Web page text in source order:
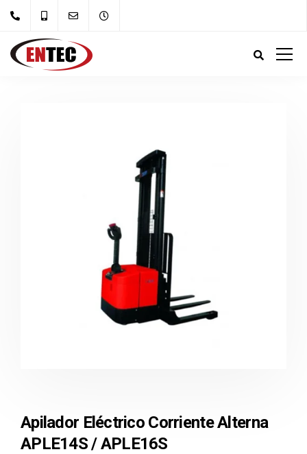
Apilador Eléctrico Corriente Alterna
APLE14S / APLE16S